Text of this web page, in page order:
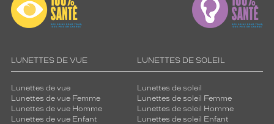
LUNETTES DE VUE
Lunettes de vue
Lunettes de vue Femme
Lunettes de vue Homme
Lunettes de vue Enfant
LUNETTES DE SOLEIL
Lunettes de soleil
Lunettes de soleil Femme
Lunettes de soleil Homme
Lunettes de soleil Enfant